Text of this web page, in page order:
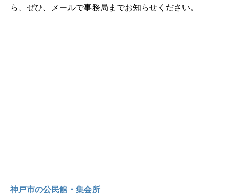
ら、ぜひ、メールで事務局までお知らせください。
神戸市の公民館・集会所